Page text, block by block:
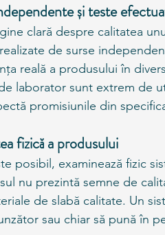
și teste
clară despre calitatea
de surse
reală a produsului în
laborator sunt extrem de
promisiunile din
fizică a produsului
posibil, examinează fizic
nu prezintă semne de
de slabă calitate. Un
sau chiar să pună în